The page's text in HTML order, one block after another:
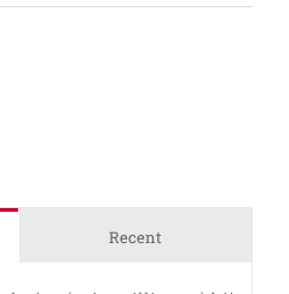
Recent